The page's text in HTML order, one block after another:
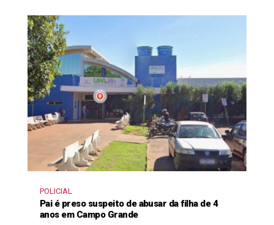
POLICIAL
Pai é preso suspeito de abusar da filha de 4
anos em Campo Grande